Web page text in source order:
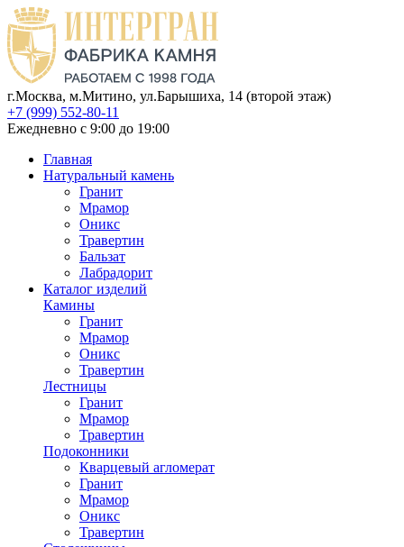
г.Москва, м.Митино, ул.Барышиха, 14 (второй этаж)
+7 (999) 552-80-11
Ежедневно с 9:00 до 19:00
Главная
Натуральный камень
Гранит
Мрамор
Оникс
Травертин
Бальзат
Лабрадорит
Каталог изделий
Камины
Гранит
Мрамор
Оникс
Травертин
Лестницы
Гранит
Мрамор
Травертин
Подоконники
Кварцевый агломерат
Гранит
Мрамор
Оникс
Травертин